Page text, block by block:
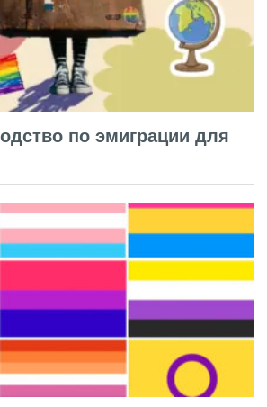
по эмиграции для